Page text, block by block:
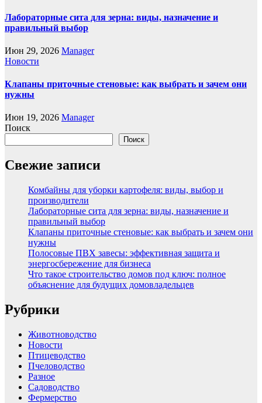
Лабораторные сита для зерна: виды, назначение и
правильный выбор
Июн 29, 2026 Manager
Новости
Клапаны приточные стеновые: как выбрать и зачем они
нужны
Июн 19, 2026 Manager
Поиск
Поиск
Свежие записи
Комбайны для уборки картофеля: виды, выбор и
производители
Лабораторные сита для зерна: виды, назначение и
правильный выбор
Клапаны приточные стеновые: как выбрать и зачем они
нужны
Полосовые ПВХ завесы: эффективная защита и
энергосбережение для бизнеса
Что такое строительство домов под ключ: полное
объяснение для будущих домовладельцев
Рубрики
Животноводство
Новости
Птицеводство
Пчеловодство
Разное
Садоводство
Фермерство